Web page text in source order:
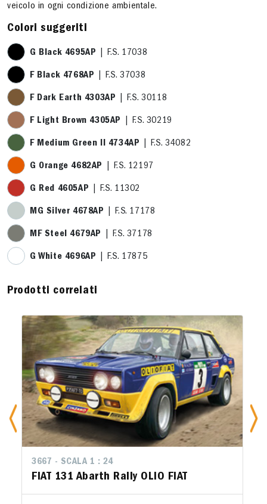
veicolo in ogni condizione ambientale.
Colori suggeriti
G Black 4695AP | F.S. 17038
F Black 4768AP | F.S. 37038
F Dark Earth 4303AP | F.S. 30118
F Light Brown 4305AP | F.S. 30219
F Medium Green II 4734AP | F.S. 34082
G Orange 4682AP | F.S. 12197
G Red 4605AP | F.S. 11302
MG Silver 4678AP | F.S. 17178
MF Steel 4679AP | F.S. 37178
G White 4696AP | F.S. 17875
Prodotti correlati
3667 - SCALA 1 : 24
FIAT 131 Abarth Rally OLIO FIAT